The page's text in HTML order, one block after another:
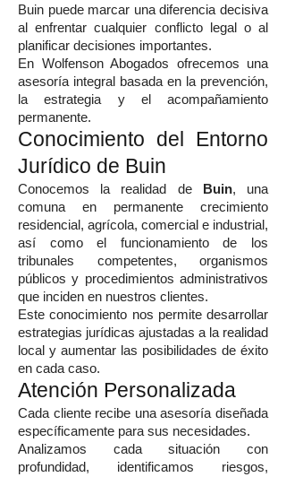
Buin puede marcar una diferencia decisiva
al enfrentar cualquier conflicto legal o al
planificar decisiones importantes.
En Wolfenson Abogados ofrecemos una
asesoría integral basada en la prevención,
la estrategia y el acompañamiento
permanente.
Conocimiento del Entorno
Jurídico de Buin
Conocemos la realidad de Buin, una
comuna en permanente crecimiento
residencial, agrícola, comercial e industrial,
así como el funcionamiento de los
tribunales competentes, organismos
públicos y procedimientos administrativos
que inciden en nuestros clientes.
Este conocimiento nos permite desarrollar
estrategias jurídicas ajustadas a la realidad
local y aumentar las posibilidades de éxito
en cada caso.
Atención Personalizada
Cada cliente recibe una asesoría diseñada
específicamente para sus necesidades.
Analizamos cada situación con
profundidad, identificamos riesgos,